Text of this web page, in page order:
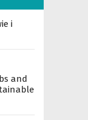
i
and